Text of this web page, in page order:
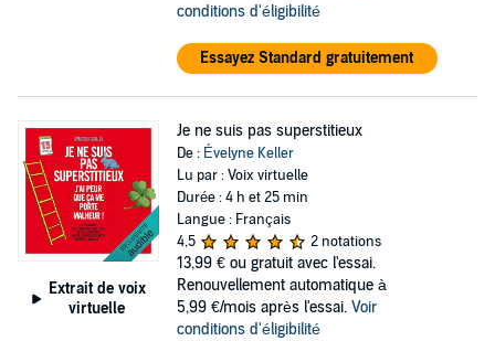
conditions d'éligibilité
Essayez Standard gratuitement
Extrait de voix
virtuelle
Je ne suis pas superstitieux
De : Évelyne Keller
Lu par : Voix virtuelle
Durée : 4 h et 25 min
Langue : Français
4,5
2 notations
13,99 € ou gratuit avec l'essai.
Renouvellement automatique à
5,99 €/mois après l'essai. Voir
conditions d'éligibilité